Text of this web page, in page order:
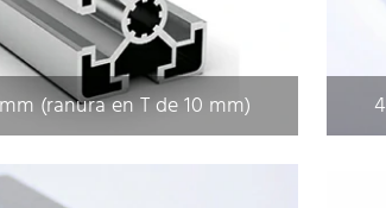
(ranura en T de 10 mm)